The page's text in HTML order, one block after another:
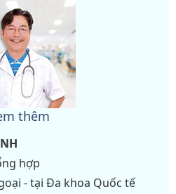
thêm
hợp
- tại Đa khoa Quốc tế